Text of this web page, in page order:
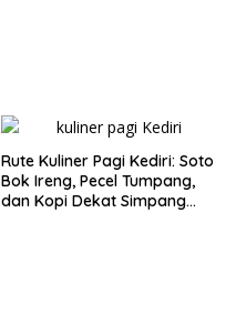
Rute Kuliner Pagi Kediri: Soto
Bok Ireng, Pecel Tumpang,
dan Kopi Dekat Simpang